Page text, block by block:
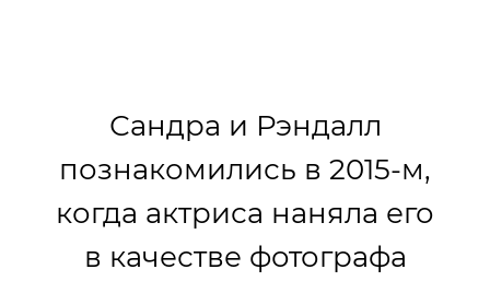
Сандра и Рэндалл
познакомились в 2015-м,
когда актриса наняла его
в качестве фотографа